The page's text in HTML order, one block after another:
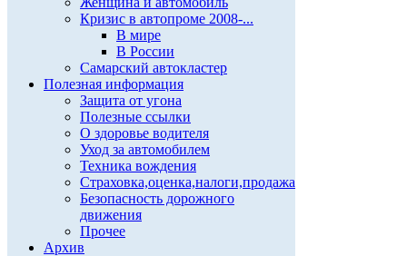
Кризис в автопроме 2008-...
В мире
В России
Самарский автокластер
Полезная информация
Защита от угона
Полезные ссылки
О здоровье водителя
Уход за автомобилем
Техника вождения
Страховка,оценка,налоги,продажа
Безопасность дорожного
движения
Прочее
Архив